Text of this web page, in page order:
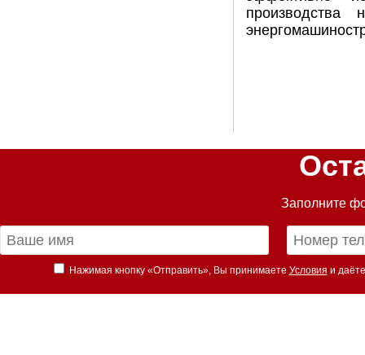
производства
Заполните
Нажимая кнопку «Отправить», Вы принимаете Условия и